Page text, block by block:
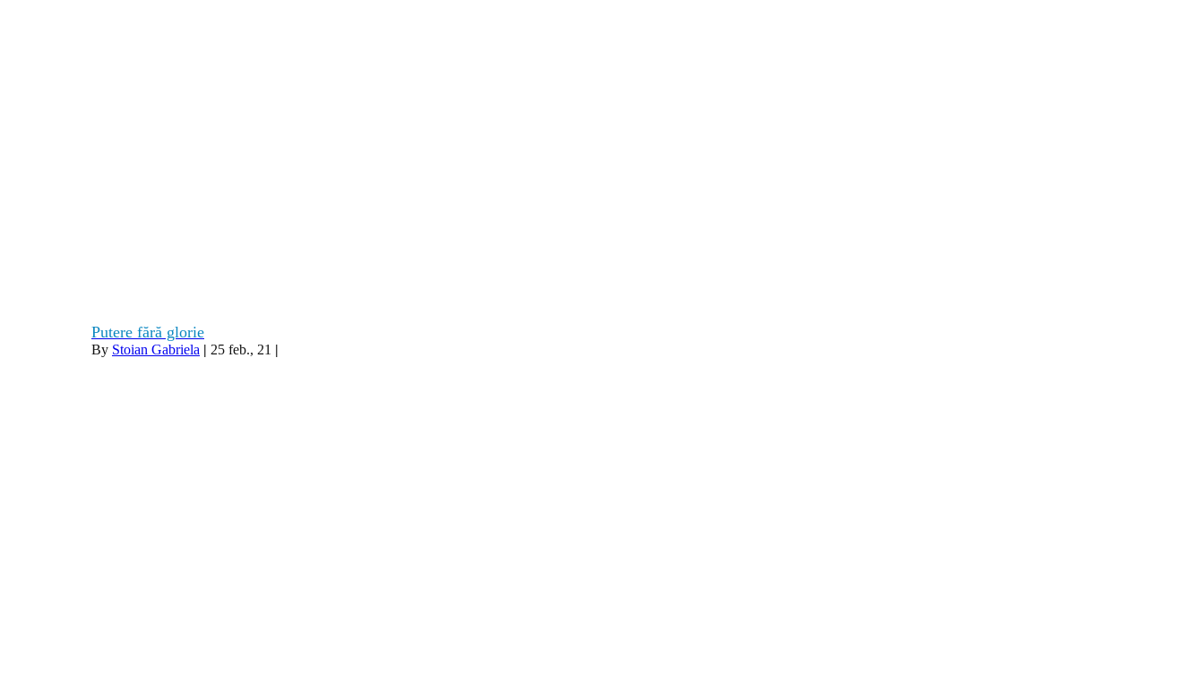
Putere fără glorie
By Stoian Gabriela | 25 feb., 21 |